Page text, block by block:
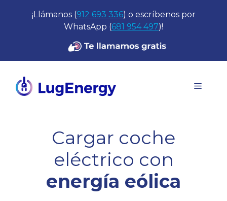
¡Llámanos (912 693 336) o escríbenos por
WhatsApp (681 954 497)!
Menú
Cargar coche
eléctrico con
energía eólica